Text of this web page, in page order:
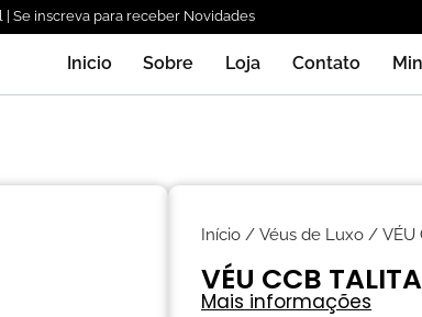
| Se inscreva para receber Novidades
Inicio Sobre Loja Contato
Início / Véus de Luxo / VÉU
VÉU CCB TALITA
Mais informações